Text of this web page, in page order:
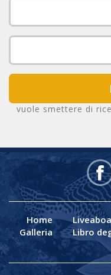
vuole smettere di
Home
Galleria
Libro